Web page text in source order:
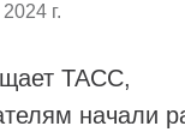
г.
ТАСС,
начали